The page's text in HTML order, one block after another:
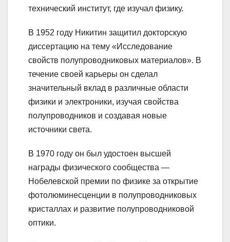
технический институт, где изучал физику.
В 1952 году Никитин защитил докторскую
диссертацию на тему «Исследование
свойств полупроводниковых материалов». В
течение своей карьеры он сделал
значительный вклад в различные области
физики и электроники, изучая свойства
полупроводников и создавая новые
источники света.
В 1970 году он был удостоен высшей
награды физического сообщества —
Нобелевской премии по физике за открытие
фотолюминесценции в полупроводниковых
кристаллах и развитие полупроводниковой
оптики.